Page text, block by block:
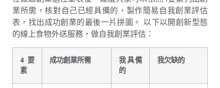
業所需，核對自己已經具備的，製作簡易自我創業評估
表，找出成功創業的最後一片拼圖。 以下以開創新型態
的線上食物外送服務，做自我創業評估：
4要
素
成功創業所需
我具備
的
我欠缺的